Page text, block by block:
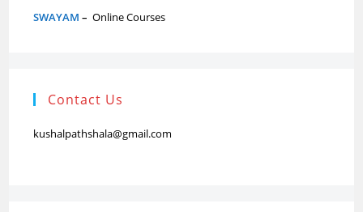
SWAYAM – Online Courses
Contact Us
kushalpathshala@gmail.com